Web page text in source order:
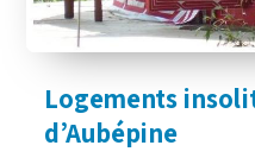
Logements
d’Aubépine